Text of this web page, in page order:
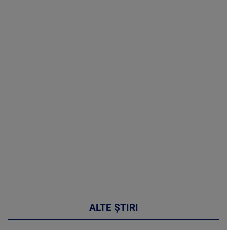
ALTE ȘTIRI